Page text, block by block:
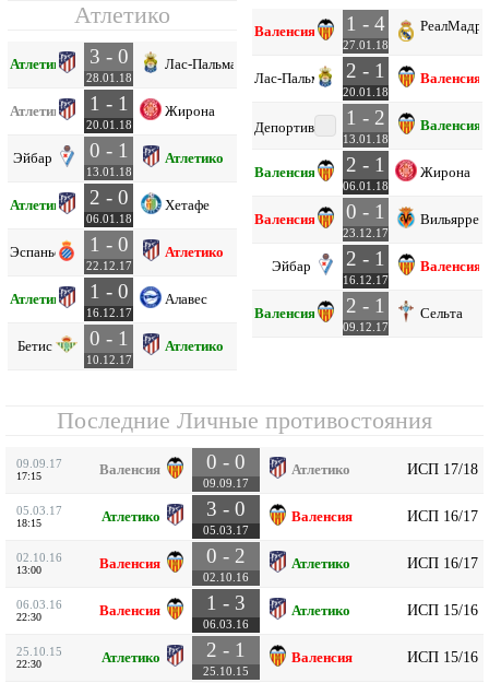
Атлетико
Атлетико 3 - 0
28.01.18
Лас-Пальмас
Атлетико 1 - 1
20.01.18
Жирона
Эйбар 0 - 1
13.01.18
Атлетико
Атлетико 2 - 0
06.01.18
Хетафе
Эспаньол 1 - 0
22.12.17
Атлетико
Атлетико 1 - 0
16.12.17
Алавес
Бетис 0 - 1
10.12.17
Атлетико
Валенсия 1 - 4
27.01.18
Реал
Лас-Пальмас 2 - 1
20.01.18
Валенсия
Депортиво 1 - 2
13.01.18
Валенсия
Валенсия 2 - 1
06.01.18
Жирона
Валенсия 0 - 1
23.12.17
Эйбар 2 - 1
16.12.17
Валенсия
Валенсия 2 - 1
09.12.17
Сельта
Последние Личные противостояния
09.09.17
17:15 Валенсия 0 - 0
09.09.17
Атлетико ИСП 17/18
05.03.17
18:15 Атлетико 3 - 0
05.03.17
Валенсия ИСП 16/17
02.10.16
13:00 Валенсия 0 - 2
02.10.16
Атлетико ИСП 16/17
06.03.16
22:30 Валенсия 1 - 3
06.03.16
Атлетико ИСП 15/16
25.10.15
22:30 Атлетико 2 - 1
25.10.15
Валенсия ИСП 15/16